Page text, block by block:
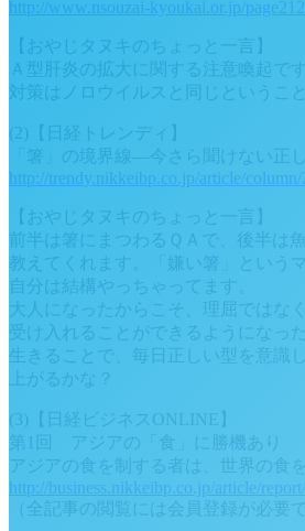
http://www.nsouzai-kyoukai.or.jp/
【おやじタヌキのちょっと一言】
Ａ型肝炎の拡大に関する注意喚起です
対策はノロウイルスと同じというこ
(2)【日経トレンディ】
「箸」の境界線―今さら聞けない正
http://trendy.nikkeibp.co.jp/article/
【おやじタヌキのちょっと一言】
前半は箸にまつわるＱＡで、後半は
教えてくれます。「嫌い箸」という
自分は結構やっちゃってます。
大人になったからこそ、理屈ではな
受け入れることができるようになっ
生きることで、毎日正しい型を意識
上がるかな？
(3)【日経ビジネスONLINE】
第1回 アジアの「食」に勝機あり
アジアの食を制する者は、世界の食
http://business.nikkeibp.co.jp/article/
（全記事の閲覧には会員登録が必要で